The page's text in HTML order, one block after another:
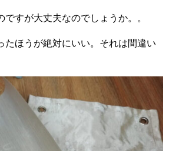
ですが大丈夫なのでしょうか。。
たほうが絶対にいい。それは間違い